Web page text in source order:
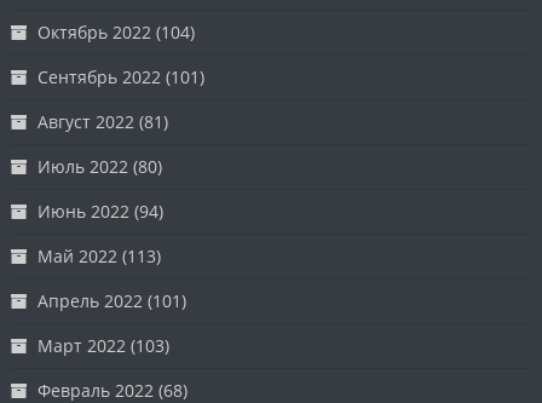
Октябрь 2022 (104)
Сентябрь 2022 (101)
Август 2022 (81)
Июль 2022 (80)
Июнь 2022 (94)
Май 2022 (113)
Апрель 2022 (101)
Март 2022 (103)
Февраль 2022 (68)